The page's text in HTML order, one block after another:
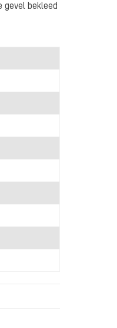
gevel bekleed